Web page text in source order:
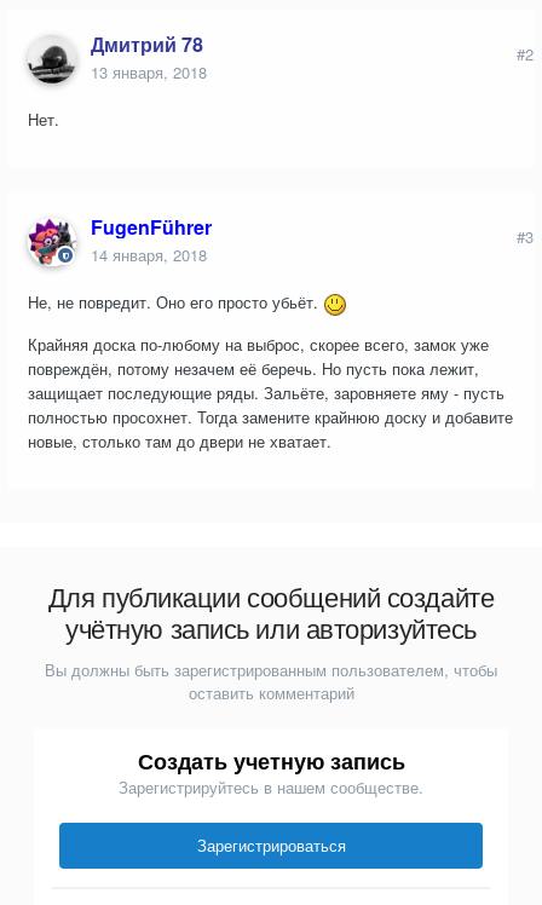
Дмитрий 78
13 января, 2018
#2
Нет.
FugenFührer
14 января, 2018
#3
Не, не повредит. Оно его просто убьёт.
Крайняя доска по-любому на выброс, скорее всего, замок уже
повреждён, потому незачем её беречь. Но пусть пока лежит,
защищает последующие ряды. Зальёте, заровняете яму - пусть
полностью просохнет. Тогда замените крайнюю доску и добавите
новые, столько там до двери не хватает.
Для публикации сообщений создайте
учётную запись или авторизуйтесь
Вы должны быть зарегистрированным пользователем, чтобы
оставить комментарий
Создать учетную запись
Зарегистрируйтесь в нашем сообществе.
Зарегистрироваться